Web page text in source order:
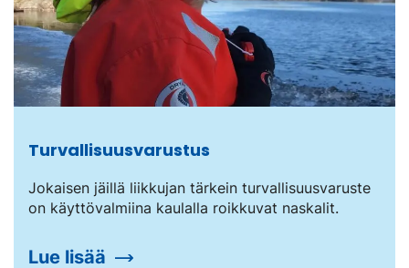
Turvallisuusvarustus
Jokaisen jäillä liikkujan tärkein turvallisuusvaruste
on käyttövalmiina kaulalla roikkuvat naskalit.
Lue lisää